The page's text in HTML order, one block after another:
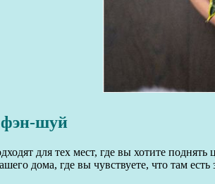
шуй
для тех мест, где вы хотите
дома, где вы чувствуете, что там